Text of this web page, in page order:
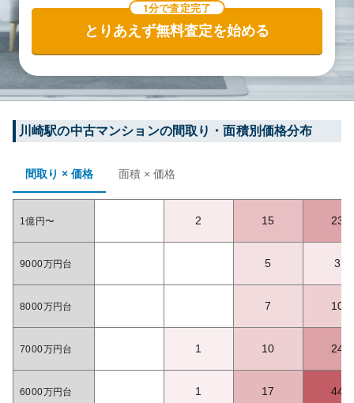
1分で査定完了
とりあえず無料査定を始める
川崎駅の中古マンションの間取り・面積別価格分布
間取り × 価格 面積 × 価格
1億円〜 2 15 23
9000万円台 5 3
8000万円台 7 10
7000万円台 1 10 24
6000万円台 1 17 44